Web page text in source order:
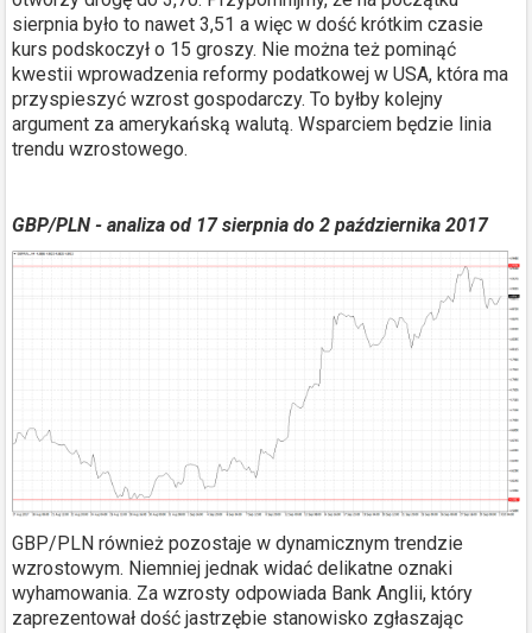
sierpnia było to nawet 3,51 a więc w dość krótkim czasie
kurs podskoczył o 15 groszy. Nie można też pominąć
kwestii wprowadzenia reformy podatkowej w USA, która ma
przyspieszyć wzrost gospodarczy. To byłby kolejny
argument za amerykańską walutą. Wsparciem będzie linia
trendu wzrostowego.
GBP/PLN - analiza od 17 sierpnia do 2 października 2017
GBP/PLN również pozostaje w dynamicznym trendzie
wzrostowym. Niemniej jednak widać delikatne oznaki
wyhamowania. Za wzrosty odpowiada Bank Anglii, który
zaprezentował dość jastrzębie stanowisko zgłaszając